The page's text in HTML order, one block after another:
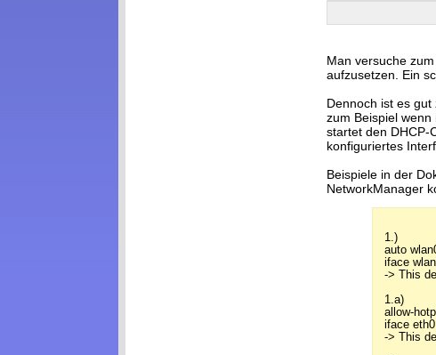
Man versuche
aufzusetzen. Ein
Dennoch ist es
zum Beispiel
startet den DHCP-
konfiguriertes
Beispiele in der
NetworkManager
1.)
auto
iface
-> This
1.a)
allow-
iface
-> This